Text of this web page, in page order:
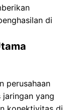
di
perusahaan
jaringan yang